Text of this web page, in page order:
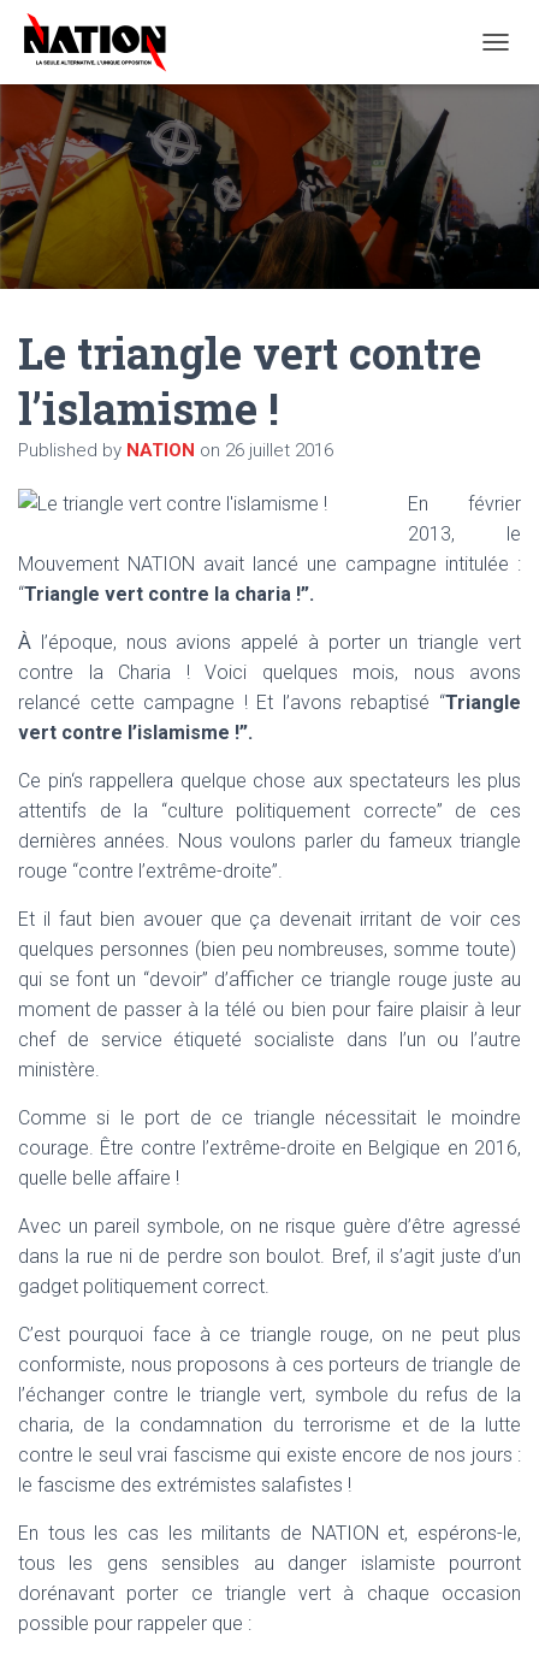
U
F
E
M
G
I
Le triangle vert contre
l’islamisme !
Published by NATION on 26 juillet 2016
En février
2013, le
Mouvement NATION avait lancé une campagne intitulée :
“Triangle vert contre la charia !”.
À l’époque, nous avions appelé à porter un triangle vert
contre la Charia ! Voici quelques mois, nous avons
relancé cette campagne ! Et l’avons rebaptisé “Triangle
vert contre l’islamisme !”.
Ce pin‘s rappellera quelque chose aux spectateurs les plus
attentifs de la “culture politiquement correcte” de ces
dernières années. Nous voulons parler du fameux triangle
rouge “contre l’extrême-droite”.
Et il faut bien avouer que ça devenait irritant de voir ces
quelques personnes (bien peu nombreuses, somme toute)
qui se font un “devoir” d’afficher ce triangle rouge juste au
moment de passer à la télé ou bien pour faire plaisir à leur
chef de service étiqueté socialiste dans l’un ou l’autre
ministère.
Comme si le port de ce triangle nécessitait le moindre
courage. Être contre l’extrême-droite en Belgique en 2016,
quelle belle affaire !
Avec un pareil symbole, on ne risque guère d’être agressé
dans la rue ni de perdre son boulot. Bref, il s’agit juste d’un
gadget politiquement correct.
C’est pourquoi face à ce triangle rouge, on ne peut plus
conformiste, nous proposons à ces porteurs de triangle de
l’échanger contre le triangle vert, symbole du refus de la
charia, de la condamnation du terrorisme et de la lutte
contre le seul vrai fascisme qui existe encore de nos jours :
le fascisme des extrémistes salafistes !
En tous les cas les militants de NATION et, espérons-le,
tous les gens sensibles au danger islamiste pourront
dorénavant porter ce triangle vert à chaque occasion
possible pour rappeler que :